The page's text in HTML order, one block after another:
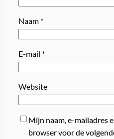
Naam *
E-mail *
Website
Mijn naam, e-mailadres
browser voor de